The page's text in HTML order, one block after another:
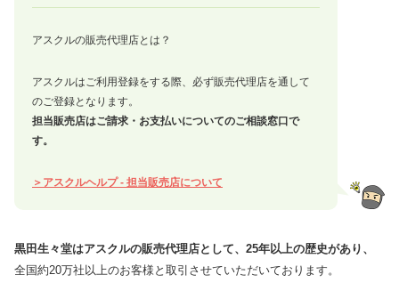
アスクルの販売代理店とは？
アスクルはご利用登録をする際、必ず販売代理店を通して
のご登録となります。
担当販売店はご請求・お支払いについてのご相談窓口で
す。
＞アスクルヘルプ - 担当販売店について
黒田生々堂はアスクルの販売代理店として、25年以上の歴史があり、
全国約20万社以上のお客様と取引させていただいております。